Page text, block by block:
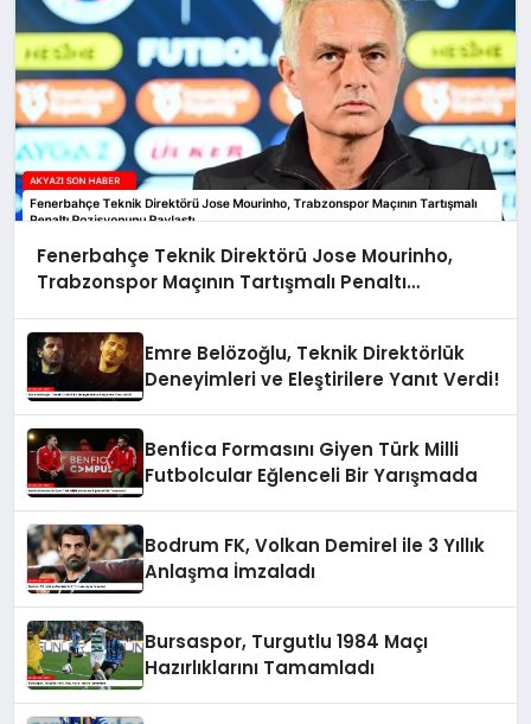
Fenerbahçe Teknik Direktörü Jose Mourinho,
Trabzonspor Maçının Tartışmalı Penaltı
Emre Belözoğlu, Teknik Direktörlük
Deneyimleri ve Eleştirilere Yanıt Verdi!
Benfica Formasını Giyen Türk Milli
Futbolcular Eğlenceli Bir Yarışmada
Bodrum FK, Volkan Demirel ile 3 Yıllık
Anlaşma İmzaladı
Bursaspor, Turgutlu 1984 Maçı
Hazırlıklarını Tamamladı